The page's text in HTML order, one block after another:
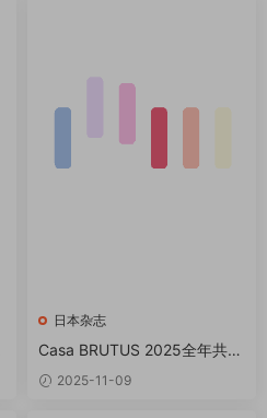
日本杂志
Casa BRUTUS 2025全年共12
期 PDF
2025-11-09